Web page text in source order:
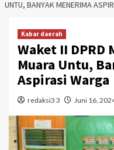
UNTU, BANYAK MENERIMA
Kabar daerah
Waket II DPRD
Muara Untu,
Aspirasi Warga
redaksi3 3 Juni 16,